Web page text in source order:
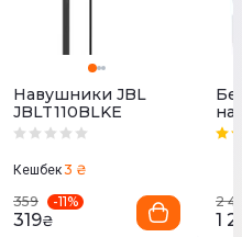
Навушники JBL
JBLT110BLKE
Кешбек3 ₴
359
-11%
319₴
2
1